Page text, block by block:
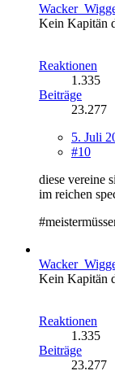
Kein Kapitän
Reaktionen
1.335
Beiträge
23.277
5. Juli
#10
diese vereine
im reichen
Kein Kapitän
Reaktionen
1.335
Beiträge
23.277